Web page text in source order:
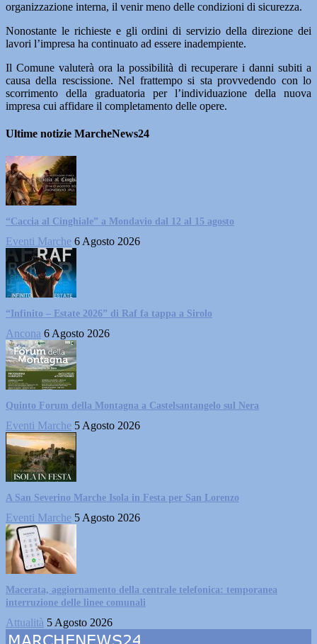
organizzazione interna, il venir meno delle condizioni di sicurezza.
Nonostante le richieste e gli ordini di servizio della direzione dei
lavori l’impresa ha continuato ad essere inadempiente.
Il Comune valuterà ora la possibilità di recuperare i danni subiti a
causa della rescissione. Nel frattempo si sta provvedendo con lo
scorrimento della graduatoria per l’individuazione della nuova
impresa cui affidare il completamento delle opere.
Ultime notizie MarcheNews24
“Caccia al Cinghiale” a Mondavio dal 12 al 15 agosto
Eventi Marche 6 Agosto 2026
“Infinito – Estate 2026” di Raf fa tappa a Sirolo
Ancona 6 Agosto 2026
Quinto Forum della Montagna a Castelsantangelo sul Nera
Eventi Marche 5 Agosto 2026
A San Severino Marche Isola in Festa per San Lorenzo
Eventi Marche 5 Agosto 2026
Macerata, aggiornamento della centrale telefonica: temporanea
interruzione delle linee comunali
Attualità 5 Agosto 2026